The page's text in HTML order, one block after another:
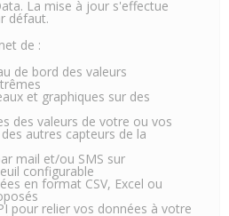
La mise à jour s'effectue
défaut.
de :
de bord des valeurs
et graphiques sur des
des valeurs de votre ou vos
autres capteurs de la
mail et/ou SMS sur
configurable
en format CSV, Excel ou
pour relier vos données à votre